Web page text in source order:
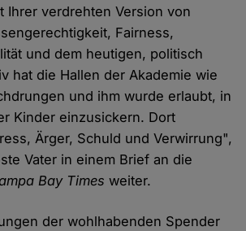
Ihrer verdrehten Version von
Fairness,
und dem heutigen, politisch
hat die Hallen der Akademie wie
und ihm wurde erlaubt, in
Kinder einzusickern. Dort
Ärger, Schuld und Verwirrung",
Vater in einem Brief an die
Bay Times weiter.
der wohlhabenden Spender